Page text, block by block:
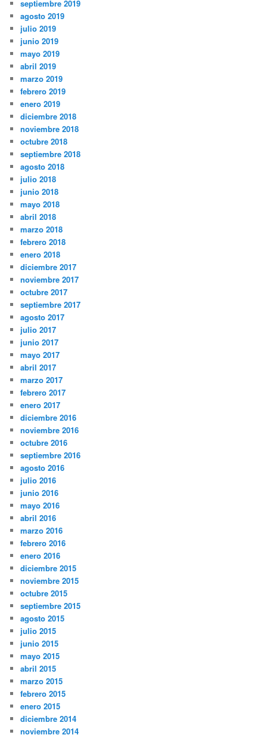
septiembre 2019
agosto 2019
julio 2019
junio 2019
mayo 2019
abril 2019
marzo 2019
febrero 2019
enero 2019
diciembre 2018
noviembre 2018
octubre 2018
septiembre 2018
agosto 2018
julio 2018
junio 2018
mayo 2018
abril 2018
marzo 2018
febrero 2018
enero 2018
diciembre 2017
noviembre 2017
octubre 2017
septiembre 2017
agosto 2017
julio 2017
junio 2017
mayo 2017
abril 2017
marzo 2017
febrero 2017
enero 2017
diciembre 2016
noviembre 2016
octubre 2016
septiembre 2016
agosto 2016
julio 2016
junio 2016
mayo 2016
abril 2016
marzo 2016
febrero 2016
enero 2016
diciembre 2015
noviembre 2015
octubre 2015
septiembre 2015
agosto 2015
julio 2015
junio 2015
mayo 2015
abril 2015
marzo 2015
febrero 2015
enero 2015
diciembre 2014
noviembre 2014